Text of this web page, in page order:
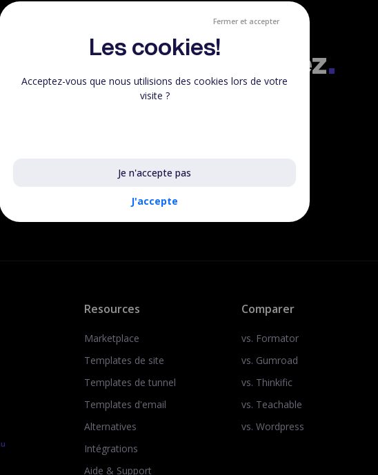
Fermer et accepter
Les cookies!
Acceptez-vous que nous utilisions des cookies lors de votre
visite ?
Je n'accepte pas
J'accepte
Partagez. Vendez.
Vendez vos formations en ligne,
Resources
Marketplace
Templates de site
Templates de tunnel
Templates d'email
Alternatives
Intégrations
Aide & Support
Comparer
vs. Formator
vs. Gumroad
vs. Thinkific
vs. Teachable
vs. Wordpress